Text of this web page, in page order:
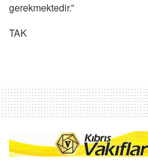
gerekmektedir.”
TAK